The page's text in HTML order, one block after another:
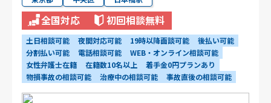
全国対応 初回相談無料
土日相談可能 夜間対応可能 19時以降面談可能
後払い可能
分割払い可能
電話相談可能
WEB・オンライン相談可能
女性弁護士在籍
在籍数10名以上
着手金0円プランあり
物損事故の相談可能
治療中の相談可能 事故直後の相談可能